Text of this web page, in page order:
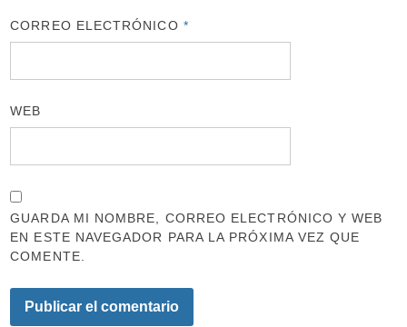
CORREO ELECTRÓNICO *
WEB
GUARDA MI NOMBRE, CORREO ELECTRÓNICO Y WEB
EN ESTE NAVEGADOR PARA LA PRÓXIMA VEZ QUE
COMENTE.